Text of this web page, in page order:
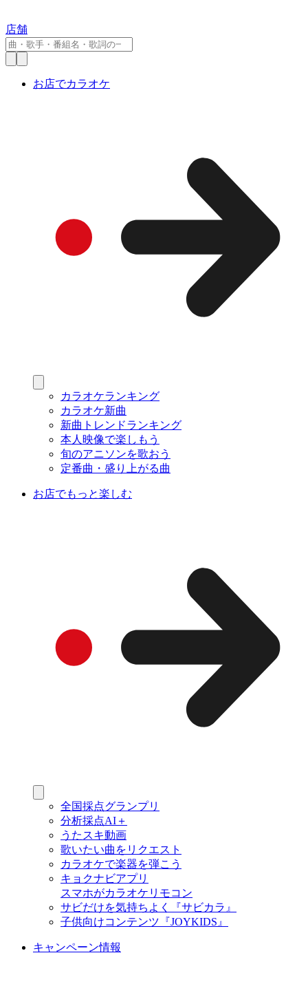
店舗
お店でカラオケ
カラオケランキング
カラオケ新曲
新曲トレンドランキング
本人映像で楽しもう
旬のアニソンを歌おう
定番曲・盛り上がる曲
お店でもっと楽しむ
全国採点グランプリ
分析採点AI＋
うたスキ動画
歌いたい曲をリクエスト
カラオケで楽器を弾こう
キョクナビアプリ
スマホがカラオケリモコン
サビだけを気持ちよく『サビカラ』
子供向けコンテンツ『JOYKIDS』
キャンペーン情報